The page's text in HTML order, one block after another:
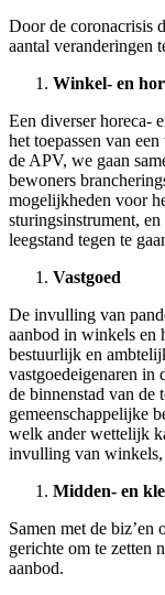
Door de coronacrisis
aantal veranderingen
Winkel- en
Een diverser horeca-
het toepassen van
de APV, we gaan
bewoners
mogelijkheden voor
sturingsinstrument,
leegstand tegen te
Vastgoed
De invulling van
aanbod in winkels en
bestuurlijk en
vastgoedeigenaren in
de binnenstad van de
gemeenschappelijke
welk ander wettelijk
invulling van winkels,
Midden- en
Samen met de
gerichte om te zetten
aanbod.